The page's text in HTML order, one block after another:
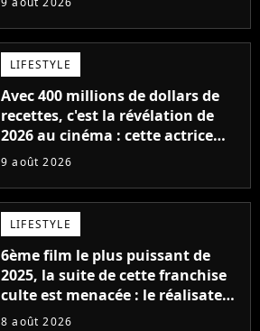
LIFESTYLE
Avec 400 millions de dollars de
recettes, c'est la révélation de
2026 au cinéma : cette actrice
adorée prête à remplacer
9 août 2026
LIFESTYLE
6ème film le plus puissant de
2025, la suite de cette franchise
culte est menacée : le réalisateur
claque la porte pour "différends
8 août 2026